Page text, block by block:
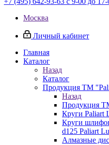
Москва
Личный кабинет
Главная
Каталог
Назад
Каталог
Продукция ТМ
Назад
Продукция
Круги Paliart
Круги
d125 Paliart
Алмазные